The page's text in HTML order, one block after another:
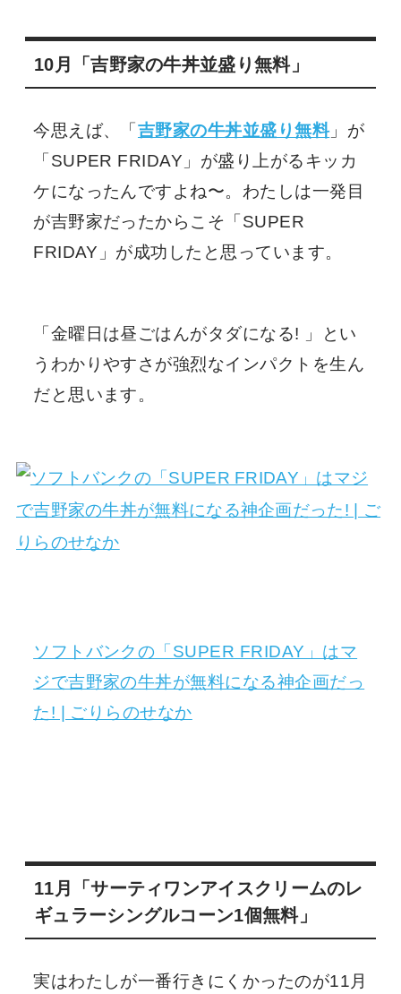
10月「吉野家の牛丼並盛り無料」
今思えば、「吉野家の牛丼並盛り無料」が
「SUPER FRIDAY」が盛り上がるキッカ
ケになったんですよね〜。わたしは一発目
が吉野家だったからこそ「SUPER
FRIDAY」が成功したと思っています。
「金曜日は昼ごはんがタダになる! 」とい
うわかりやすさが強烈なインパクトを生ん
だと思います。
ソフトバンクの「SUPER FRIDAY」はマ
ジで吉野家の牛丼が無料になる神企画だっ
た! | ごりらのせなか
11月「サーティワンアイスクリームのレ
ギュラーシングルコーン1個無料」
実はわたしが一番行きにくかったのが11月